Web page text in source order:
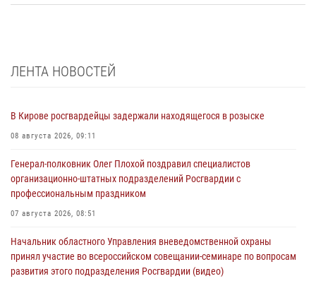
ЛЕНТА НОВОСТЕЙ
В Кирове росгвардейцы задержали находящегося в розыске
08 августа 2026, 09:11
Генерал-полковник Олег Плохой поздравил специалистов
организационно-штатных подразделений Росгвардии с
профессиональным праздником
07 августа 2026, 08:51
Начальник областного Управления вневедомственной охраны
принял участие во всероссийском совещании-семинаре по вопросам
развития этого подразделения Росгвардии (видео)